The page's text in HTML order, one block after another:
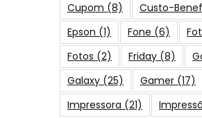
Cupom (8) Custo-
Epson (1) Fone (6)
Fotos (2) Friday (8)
Galaxy (25) Gamer (17)
Impressora (21)